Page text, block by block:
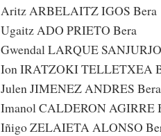
Aritz ARBELAITZ IGOS Bera
Ugaitz ADO PRIETO Bera
Gwendal LARQUE
Ion IRATZOKI TELLETXEA
Julen JIMENEZ ANDRES Bera
Imanol CALDERON AGIRRE
Iñigo ZELAIETA ALONSO